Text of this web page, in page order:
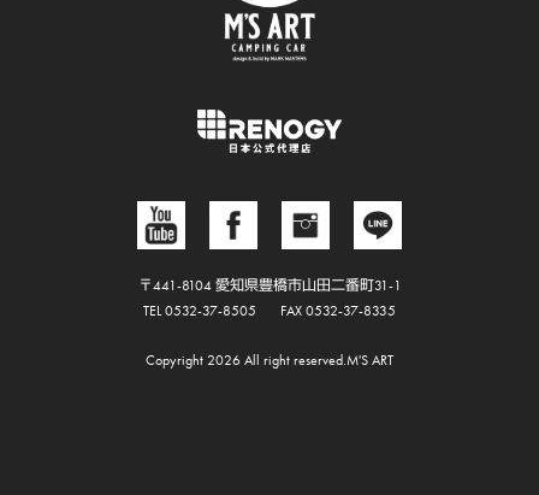
〒441-8104 愛知県豊橋市山田二番町31-1
TEL 0532-37-8505
FAX 0532-37-8335
Copyright 2026 All right reserved.M'S ART